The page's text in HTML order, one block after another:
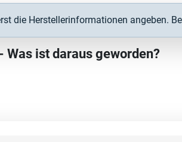
die Herstellerinformationen angeben.
Was ist daraus geworden?